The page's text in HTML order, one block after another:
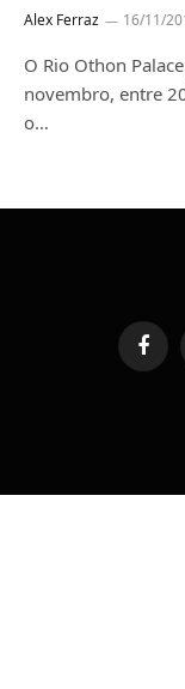
Alex Ferraz 16/11/
O Rio Othon
novembro, entre
o…